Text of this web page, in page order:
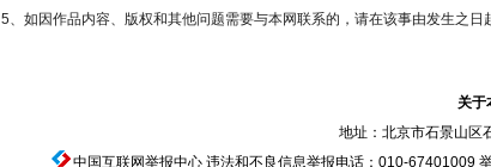
5、如因作品内容、版权和其他问题需要与本网联系的，请在该事由发生之日
关于
地址：北京市石景山区
中国互联网举报中心违法和不良信息举报电话：010-67401009